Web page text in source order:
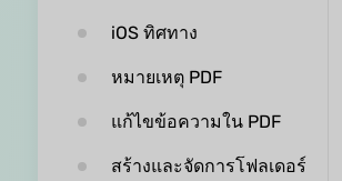
iOS ทิศทาง
หมายเหตุ PDF
แก้ไขข้อความใน PDF
สร้างและจัดการโฟลเดอร์